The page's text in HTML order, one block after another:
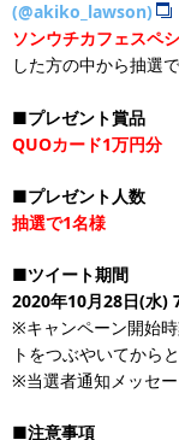
(@akiko_lawson)
ソンウチカフェスペ
した方の中から抽選
■プレゼント賞品
QUOカード1万円分
■プレゼント人数
抽選で1名様
■ツイート期間
2020年10月28日(水
※キャンペーン開始
トをつぶやいてから
※当選者通知メッセー
■注意事項